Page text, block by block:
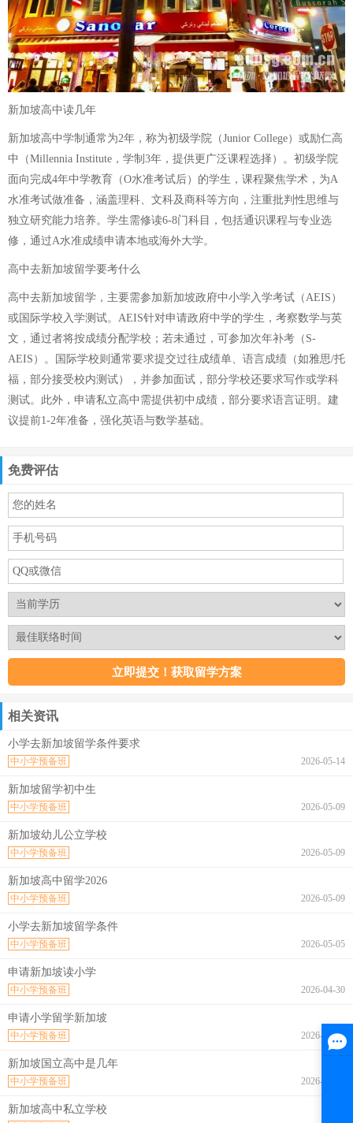
新加坡高中读几年
新加坡高中学制通常为2年，称为初级学院（Junior College）或励仁高
中（Millennia Institute，学制3年，提供更广泛课程选择）。初级学院
面向完成4年中学教育（O水准考试后）的学生，课程聚焦学术，为A
水准考试做准备，涵盖理科、文科及商科等方向，注重批判性思维与
独立研究能力培养。学生需修读6-8门科目，包括通识课程与专业选
修，通过A水准成绩申请本地或海外大学。
高中去新加坡留学要考什么
高中去新加坡留学，主要需参加新加坡政府中小学入学考试（AEIS）
或国际学校入学测试。AEIS针对申请政府中学的学生，考察数学与英
文，通过者将按成绩分配学校；若未通过，可参加次年补考（S-
AEIS）。国际学校则通常要求提交过往成绩单、语言成绩（如雅思/托
福，部分接受校内测试），并参加面试，部分学校还要求写作或学科
测试。此外，申请私立高中需提供初中成绩，部分要求语言证明。建
议提前1-2年准备，强化英语与数学基础。
免费评估
相关资讯
小学去新加坡留学条件要求
2026-05-14
中小学预备班
新加坡留学初中生
2026-05-09
中小学预备班
新加坡幼儿公立学校
2026-05-09
中小学预备班
新加坡高中留学2026
2026-05-09
中小学预备班
小学去新加坡留学条件
2026-05-05
中小学预备班
申请新加坡读小学
2026-04-30
中小学预备班
申请小学留学新加坡
2026-04-30
中小学预备班
新加坡国立高中是几年
2026-04-28
中小学预备班
新加坡高中私立学校